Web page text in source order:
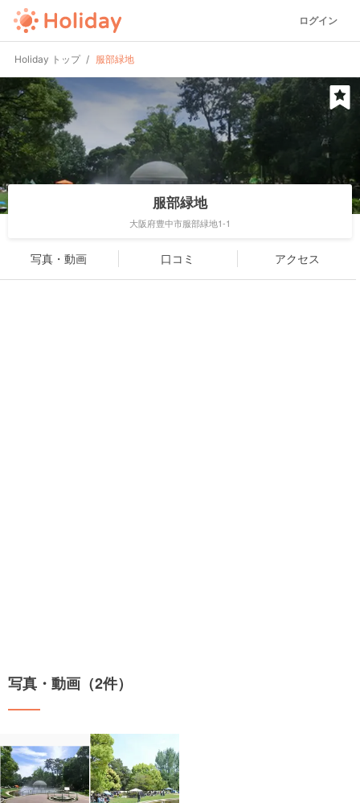
ログイン
Holiday トップ 服部緑地
服部緑地
大阪府豊中市服部緑地1-1
写真・動画 口コミ アクセス
写真・動画（2件）